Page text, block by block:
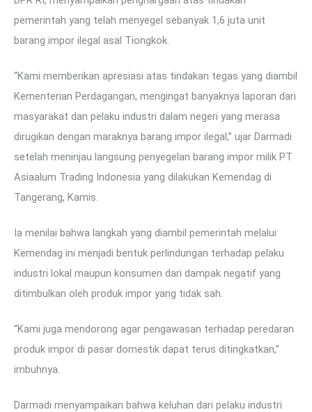
pemerintah yang telah menyegel sebanyak 1,6 juta unit
barang impor ilegal asal Tiongkok.
“Kami memberikan apresiasi atas tindakan tegas yang diambil
Kementerian Perdagangan, mengingat banyaknya laporan dari
masyarakat dan pelaku industri dalam negeri yang merasa
dirugikan dengan maraknya barang impor ilegal,” ujar Darmadi
setelah meninjau langsung penyegelan barang impor milik PT
Asiaalum Trading Indonesia yang dilakukan Kemendag di
Tangerang, Kamis.
Ia menilai bahwa langkah yang diambil pemerintah melalui
Kemendag ini menjadi bentuk perlindungan terhadap pelaku
industri lokal maupun konsumen dari dampak negatif yang
ditimbulkan oleh produk impor yang tidak sah.
“Kami juga mendorong agar pengawasan terhadap peredaran
produk impor di pasar domestik dapat terus ditingkatkan,”
imbuhnya.
Darmadi menyampaikan bahwa keluhan dari pelaku industri